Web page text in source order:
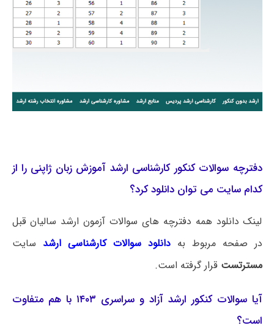
دفترچه سوالات کنکور کارشناسی ارشد آموزش زبان ژاپنی را از
کدام سایت می توان دانلود کرد؟
لینک دانلود همه دفترچه های سوالات آزمون ارشد سالیان قبل
در صفحه مربوط به دانلود سوالات کارشناسی ارشد سایت
مسترتست قرار گرفته است.
آیا سوالات کنکور ارشد آزاد و سراسری ۱۴۰۳ با هم متفاوت
است؟